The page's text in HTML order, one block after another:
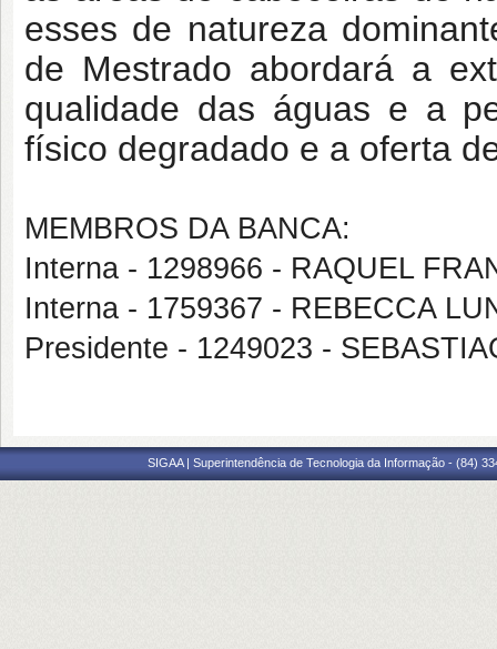
esses de natureza
de Mestrado abordará a
qualidade das águas e a
físico degradado e a oferta
MEMBROS DA BANCA:
Interna - 1298966 - RAQUEL
Interna - 1759367 - REBECCA
Presidente - 1249023 -
SIGAA | Superintendência de Tecnologia da Informação - (84)